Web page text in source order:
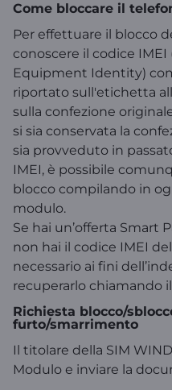
Come bloccare il
Per effettuare il blocco
conoscere il codice
Equipment Identity)
riportato sull'etichetta
sulla confezione
si sia conservata la
sia provveduto in
IMEI, è possibile
blocco compilando in
modulo.
Se hai un’offerta Smart
non hai il codice IMEI
necessario ai fini
recuperarlo chiamando il
Richiesta blocco/
furto/smarrimento
Il titolare della SIM
Modulo e inviare la